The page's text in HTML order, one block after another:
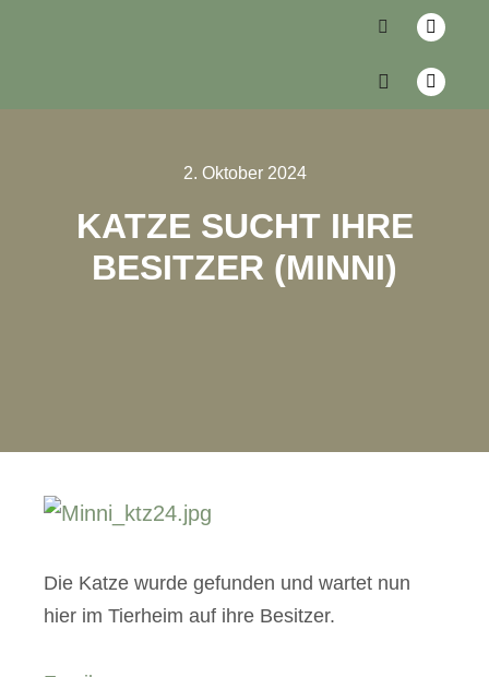
2. Oktober 2024
KATZE SUCHT IHRE
BESITZER (MINNI)
Die Katze wurde gefunden und wartet nun
hier im Tierheim auf ihre Besitzer.